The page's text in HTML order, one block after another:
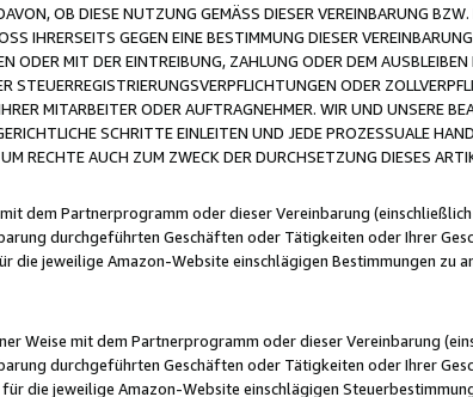
OB DIESE NUTZUNG GEMÄSS DIESER VEREINBARUNG
IHRERSEITS GEGEN EINE BESTIMMUNG DIESER
ODER MIT DER EINTREIBUNG, ZAHLUNG ODER DEM
ODER
MITARBEITER ODER AUFTRAGNEHMER. WIR UND UNSERE
SCHRITTE EINLEITEN UND JEDE PROZESSUALE
RECHTE AUCH ZUM ZWECK DER DURCHSETZUNG DIESES
dem Partnerprogramm oder dieser Vereinbarung
durchgeführten Geschäften oder Tätigkeiten oder Ihrer
die jeweilige Amazon-Website einschlägigen Bestimmungen zu
Weise mit dem Partnerprogramm oder dieser Vereinbarung
durchgeführten Geschäften oder Tätigkeiten oder Ihrer
die jeweilige Amazon-Website einschlägigen